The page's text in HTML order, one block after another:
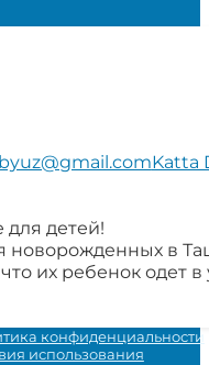
Katta
YouTube
детей!
новорожденных в
их ребенок одет
конфиденциальности
использования